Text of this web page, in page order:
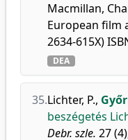
Macmillan,
European film
2634-615X)
DEA
35.Lichter, P.,
beszégetés
Debr. szle. 27